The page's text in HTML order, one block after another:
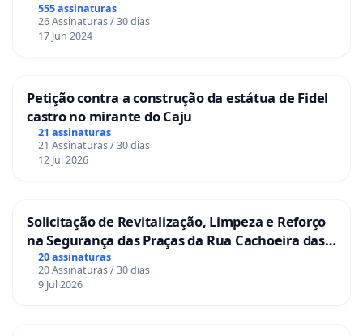
555 assinaturas
26 Assinaturas / 30 dias
17 Jun 2024
Petição contra a construção da estátua de Fidel
castro no mirante do Caju
21 assinaturas
21 Assinaturas / 30 dias
12 Jul 2026
Solicitação de Revitalização, Limpeza e Reforço
na Segurança das Praças da Rua Cachoeira das
Sete Ilhas
20 assinaturas
20 Assinaturas / 30 dias
9 Jul 2026